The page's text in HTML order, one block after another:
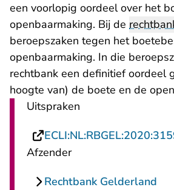
een voorlopig oordeel over het
openbaarmaking. Bij de
beroepszaken tegen het
openbaarmaking. In die
rechtbank een definitief oordeel
hoogte van) de boete en de
Uitspraken
Afzender
Rechtbank Gelderland